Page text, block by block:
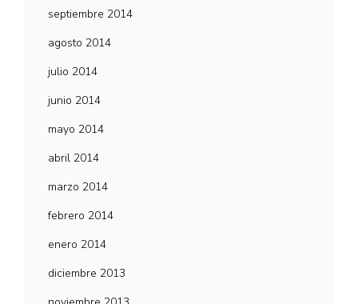
septiembre 2014
agosto 2014
julio 2014
junio 2014
mayo 2014
abril 2014
marzo 2014
febrero 2014
enero 2014
diciembre 2013